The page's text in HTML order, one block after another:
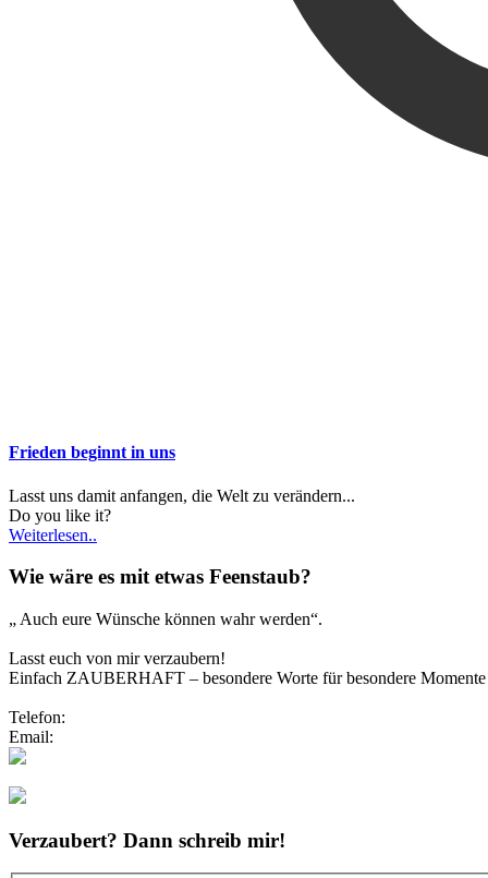
Frieden beginnt in uns
Lasst uns damit anfangen, die Welt zu verändern...
Do you like it?
Weiterlesen..
Wie wäre es mit etwas Feenstaub?
„ Auch eure Wünsche können wahr werden“.
Lasst euch von mir verzaubern!
Einfach ZAUBERHAFT – besondere Worte für besondere Momente
Telefon:
Email:
Verzaubert? Dann schreib mir!